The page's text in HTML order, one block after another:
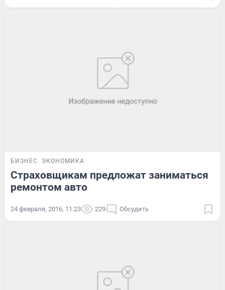
БИЗНЕС ЭКОНОМИКА
Страховщикам предложат заниматься
ремонтом авто
24 февраля, 2016, 11:23 229 Обсудить